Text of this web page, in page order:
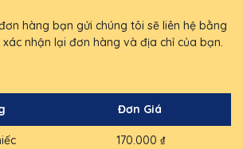
hàng bạn gửi chúng tôi sẽ liên hệ bằng
nhận lại đơn hàng và địa chỉ của bạn.
Đơn Giá
170.000 ₫